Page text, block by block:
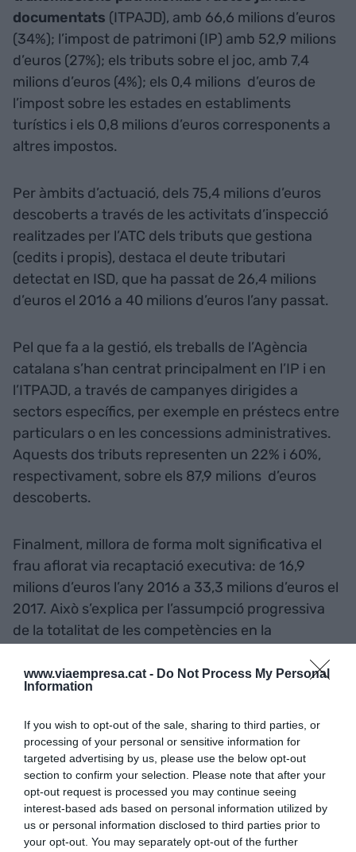
www.viaempresa.cat - Do Not Process My Personal
Information
If you wish to opt-out of the sale, sharing to third parties, or
processing of your personal or sensitive information for
targeted advertising by us, please use the below opt-out
section to confirm your selection. Please note that after your
opt-out request is processed you may continue seeing
interest-based ads based on personal information utilized by
us or personal information disclosed to third parties prior to
your opt-out. You may separately opt-out of the further
documentats (ITPAJD), amb 66,6 milions d’euros
(34%); l’impost de patrimoni (IP) amb 52,9 milions
d’euros (27%); els tributs sobre el joc, amb 7,4
milions d’euros (4%); els 0,4 milions d’euros de
l’impost sobre les estades en establiments
turístics i els 0,8 milions d’euros corresponents a
altres impostos.
Per àmbits d’actuació, dels 75,4 milions d’euros
descoberts a través de les activitats d’inspecció
realitzades per l’ATC dels tributs que gestiona
(cedits i propis), destaca el deute tributari
detectat en ISD, que ha passat de 26,4 milions
d’euros el 2016 a 40 milions d’euros l’any passat.
Pel que fa a la gestió, els treballs de l’Agència
catalana s’han centrat principalment en l’IP i en
l’ITPAJD, a través de campanyes dirigides a
sectors específics, per exemple en préstecs entre
particulars o en les concessions administratives.
Aquests dos tributs representen un 22% i 60%,
respectivament, sobre els 87,9 milions d’euros
descoberts.
Finalment, millora de forma molt significativa el
frau aflorat via recaptació executiva: de 16,9
milions d’euros l’any 2016 a 33,3 milions d’euros el
2017. Això s’explica per l’assumpció progressiva
de la totalitat de les competències en la
contribuents amb l’Administració.
Des que es va posar en marxa el Pla de prevenció i
reducció del frau fiscal el 2015, l’Agència catalana
ha descobert un total de 557,26 milions d’euros. El
Pla 2015-2018 s’estructura en quatre eixos
d’actuació: la prevenció del frau, el control i la
detecció del frau, la implicació social en la